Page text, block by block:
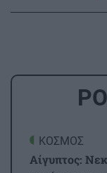
ΚΟΣΜΟΣ
Αίγυπτος: